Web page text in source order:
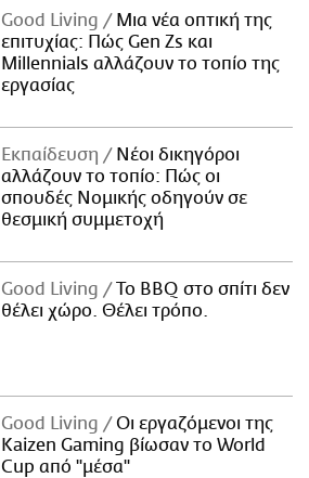
Good Living
Μια νέα οπτική της
επιτυχίας: Πώς Gen Zs και
Millennials αλλάζουν το τοπίο της
εργασίας
Εκπαίδευση
Νέοι δικηγόροι
αλλάζουν το τοπίο: Πώς οι
σπουδές Νομικής οδηγούν σε
θεσμική συμμετοχή
Good Living
Το BBQ στο σπίτι δεν
θέλει χώρο. Θέλει τρόπο.
Good Living
Οι εργαζόμενοι της
Kaizen Gaming βίωσαν το World
Cup από "μέσα"